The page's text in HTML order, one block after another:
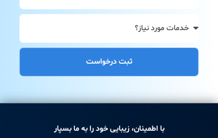
ثبت درخواست
با اطمینان، زیبایی خود را به ما بسپار